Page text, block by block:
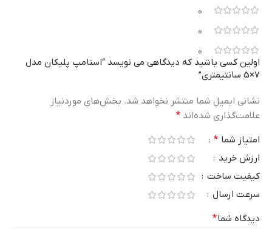
0
0
0
اولین کسی باشید که دیدگاهی می نویسد “استامپ پلیکان مدل
7×5 سانتیمتری”
نشانی ایمیل شما منتشر نخواهد شد. بخش‌های موردنیاز
علامت‌گذاری شده‌اند *
امتیاز شما *
ارزش خرید
کیفیت ساخت
سرعت ارسال
دیدگاه شما*